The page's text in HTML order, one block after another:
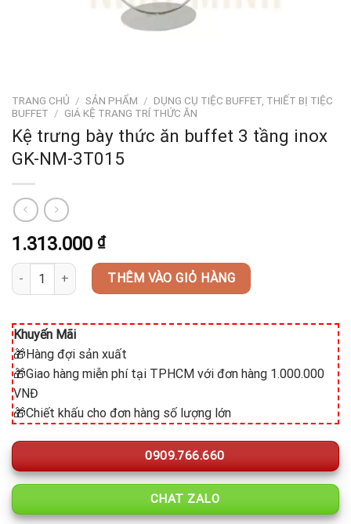
TRANG CHỦ / SẢN PHẨM / DỤNG CỤ TIỆC BUFFET, THIẾT BỊ TIỆC
BUFFET / GIÁ KỆ TRANG TRÍ THỨC ĂN
Kệ trưng bày thức ăn buffet 3 tầng inox
GK-NM-3T015
1.313.000 ₫
Kệ trưng bày thức ăn buffet 3 tầng inox GK-NM-3T015 số lượng
THÊM VÀO GIỎ HÀNG
Khuyến Mãi
🎁Hàng đợi sản xuất
🎁Giao hàng miễn phí tại TPHCM với đơn hàng 1.000.000
VNĐ
🎁Chiết khấu cho đơn hàng số lượng lớn
0909.766.660
CHAT ZALO